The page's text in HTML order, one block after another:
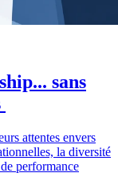
sans
attentes envers
la diversité
performance